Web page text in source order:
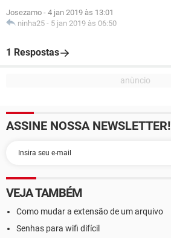
Josezamo - 4 jan 2019 às 13:01
ninha25 - 5 jan 2019 às 06:50
1 Respostas
ASSINE NOSSA NEWSLETTER!
VEJA TAMBÉM
Como mudar a extensão de um arquivo
Senhas para wifi difícil